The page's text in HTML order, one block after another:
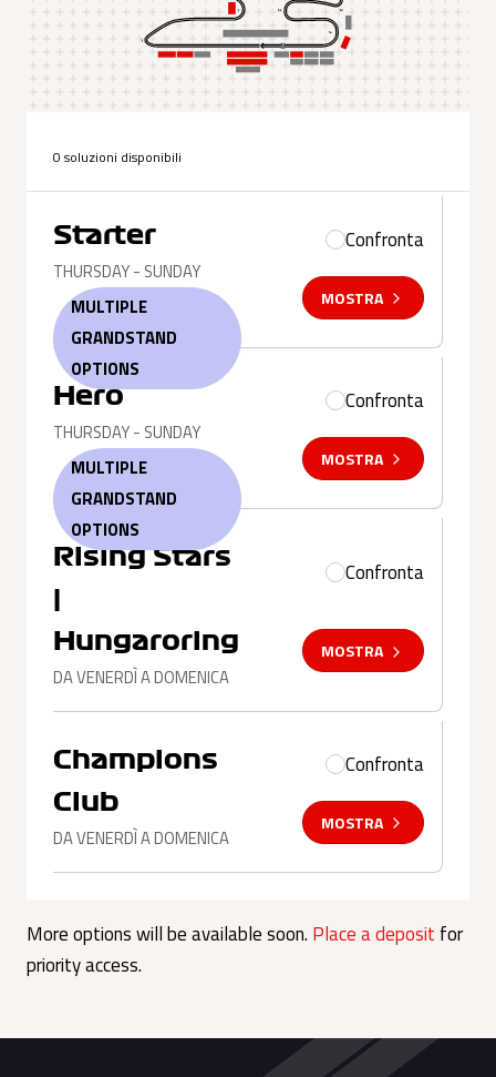
0 soluzioni disponibili
Starter
THURSDAY - SUNDAY
MULTIPLE
GRANDSTAND
OPTIONS
Confronta
MOSTRA
Hero
THURSDAY - SUNDAY
MULTIPLE
GRANDSTAND
OPTIONS
Confronta
MOSTRA
Rising Stars
Hungaroring
DA VENERDÌ A DOMENICA
Confronta
MOSTRA
Champions
Club
DA VENERDÌ A DOMENICA
Confronta
MOSTRA
More options will be available soon. Place a deposit for
priority access.